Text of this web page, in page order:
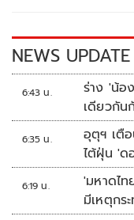
k k
NEWS UPDATE
6:43 น.
ร่าง 'น้องอั้
เดียวกัน
เป็นทหาร
6:35 น.
อุตุฯ เตื
ไต้ฝุ่น 'ด
6:19 น.
'มหาดไท
มีเหตุกร